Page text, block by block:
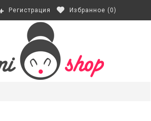
Регистрация Избранное (0)